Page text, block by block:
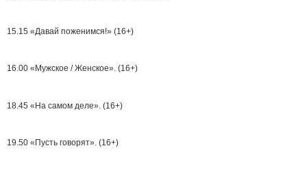
15.15 «Давай поженимся!» (16+)
16.00 «Мужское / Женское». (16+)
18.45 «На самом деле». (16+)
19.50 «Пусть говорят». (16+)